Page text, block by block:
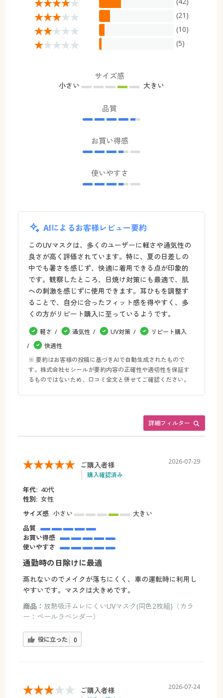
(21)
(10)
(5)
サイズ感
小さい 大きい
品質
お買い得感
使いやすさ
AIによるお客様レビュー要約
このUVマスクは、多くのユーザーに軽さや通気性の
良さが高く評価されています。特に、夏の日差しの
中でも暑さを感じず、快適に着用できる点が印象的
です。観察したところ、日焼け対策にも最適で、肌
への刺激を感じずに使用できます。耳ひもを調整す
ることで、自分に合ったフィット感を得やすく、多
くの方がリピート購入に至っているようです。
軽さ 通気性 UV対策
リピート購入
快適性
※ 要約はお客様の投稿に基づきAIで自動生成されたもので
す。株式会社セシールが要約内容の正確性や適切性を保証す
るものではないため、口コミ全文と併せてご確認ください。
詳細フィルター
ご購入者様
購入確認済み
2026-07-29
年代: 40代
性別: 女性
サイズ感 小さい
大きい
品質
お買い得感
使いやすさ
通勤時の日除けに最適
蒸れないのでメイクが落ちにくく、車の運転時に利用し
やすいです。マスクは大きめです。
商品： 放熱吸汗ムレにくいUVマスク(同色2枚組)（カラ
ー：ペールラベンダー）
役に立った 0
ご購入者様 2026-07-24